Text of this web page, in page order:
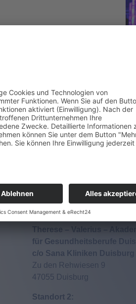
Anschrift
Therese – Valerius –
für Gesundheitsberufe
c/o Sana Kliniken Duisburg
Zu den Rehwiesen 9
47055 Duisburg
Standort 2: